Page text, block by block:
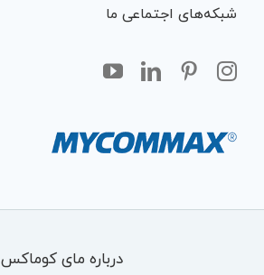
شبکه‌های اجتماعی ما
درباره مای کوماکس